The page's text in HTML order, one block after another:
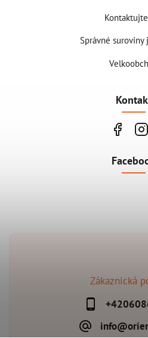
Zákaznická
Správné suroviny